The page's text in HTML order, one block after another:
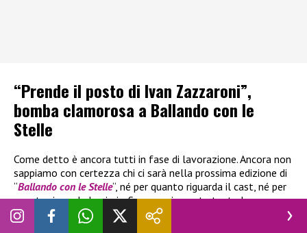
“Prende il posto di Ivan Zazzaroni”,
bomba clamorosa a Ballando con le
Stelle
Come detto è ancora tutti in fase di lavorazione. Ancora non
sappiamo con certezza chi ci sarà nella prossima edizione di
“Ballando con le Stelle“, né per quanto riguarda il cast, né per
quanto riguarda la giuria. Sono ovviamente tante le
indiscrezioni che si sono susseguite nelle ultime settimane,
sia riguardanti i possibili concorrenti, sia i possibili nuovi